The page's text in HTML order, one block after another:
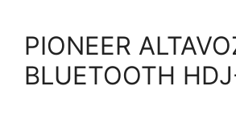
PIONEER
BLUETOOTH